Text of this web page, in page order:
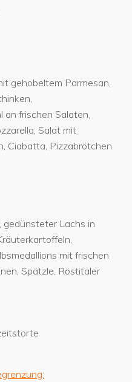
gehobeltem Parmesan,
frischen Salaten,
Salat mit
Ciabatta, Pizzabrötchen
gedünsteter Lachs in
mit frischen
Spätzle, Röstitaler